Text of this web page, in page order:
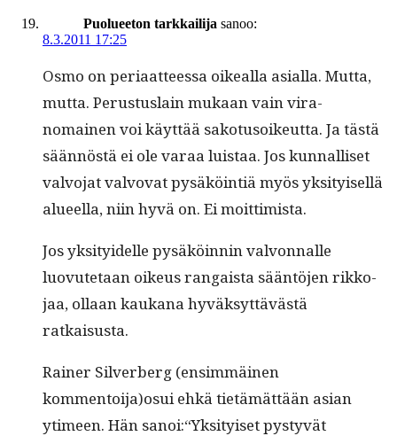
Puolueeton tarkkailija sanoo:
8.3.2011 17:25
Osmo on peri­aat­teessa oikeal­la asial­la. Mut­ta,
mut­ta. Perus­tus­lain mukaan vain vira­
nomainen voi käyt­tää sako­tu­soikeut­ta. Ja tästä
sään­nöstä ei ole varaa luis­taa. Jos kun­nal­liset
valvo­jat valvo­vat pysäköin­tiä myös yksi­tyisel­lä
alueel­la, niin hyvä on. Ei moittimista.
Jos yksi­tyidelle pysäköin­nin valvon­nalle
luovute­taan oikeus ran­gaista sään­tö­jen rikko­
jaa, ollaan kaukana hyväksyt­tävästä
ratkaisusta.
Rain­er Sil­ver­berg (ensim­mäi­nen
kommentoija)osui ehkä tietämät­tään asian
ytimeen. Hän sanoi:“Yksityiset pystyvät